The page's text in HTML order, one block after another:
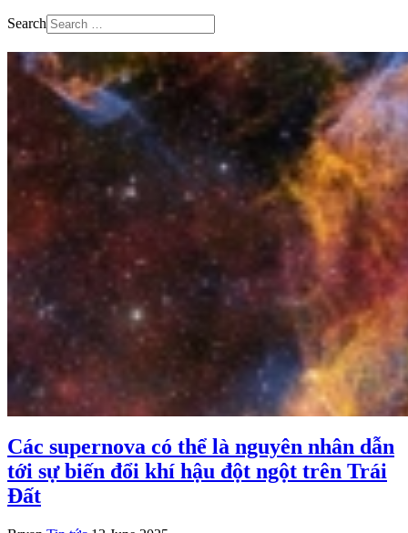
Search
Các supernova có thể là nguyên nhân dẫn
tới sự biến đổi khí hậu đột ngột trên Trái
Đất